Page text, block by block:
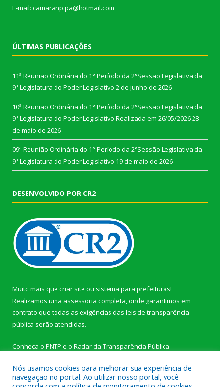
E-mail: camaranp.pa@hotmail.com
ÚLTIMAS PUBLICAÇÕES
11ª Reunião Ordinária do 1° Período da 2°Sessão Legislativa da
9ª Legislatura do Poder Legislativo 2 de junho de 2026
10ª Reunião Ordinária do 1° Período da 2°Sessão Legislativa da
9ª Legislatura do Poder Legislativo Realizada em 26/05/202628
de maio de 2026
09ª Reunião Ordinária do 1° Período da 2°Sessão Legislativa da
9ª Legislatura do Poder Legislativo 19 de maio de 2026
DESENVOLVIDO POR CR2
Muito mais que criar site ou sistema para prefeituras!
Realizamos uma assessoria completa, onde garantimos em
contrato que todas as exigências das leis de transparência
pública serão atendidas.
Conheça o PNTP e o Radar da Transparência Pública
Nós usamos cookies para melhorar sua experiência de
navegação no portal. Ao utilizar nosso portal, você